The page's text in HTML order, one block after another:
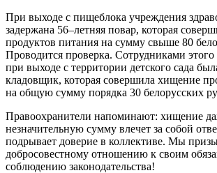
При выходе с пищеблока учреждения
задержана 56–летняя повар, которая
продуктов питания на сумму свыше 80
Проводится проверка. Сотрудниками
при выходе с территории детского сада
кладовщик, которая совершила хищение
на общую сумму порядка 30 белорусских
Правоохранители напоминают: хищение
незначительную сумму влечет за собой
подрывает доверие в коллективе. Мы
добросовестному отношению к своим
соблюдению законодательства!